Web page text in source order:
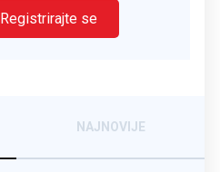
Registrirajte se
NAJNOVIJE